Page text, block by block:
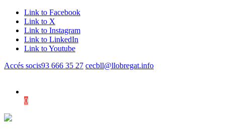
Link to Facebook
Link to X
Link to Instagram
Link to LinkedIn
Link to Youtube
Accés socis93 666 35 27 cecbll@llobregat.info
0